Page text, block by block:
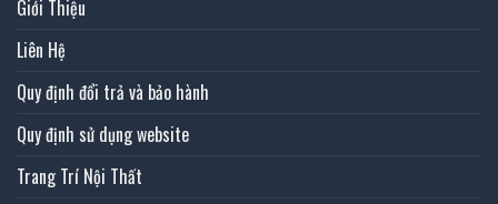
Giới Thiệu
Liên Hệ
Quy định đổi trả và bảo hành
Quy định sử dụng website
Trang Trí Nội Thất